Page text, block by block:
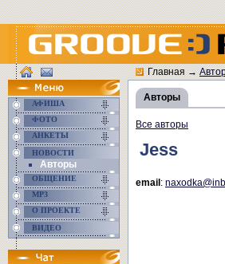
АФИША
ФОТО
АНКЕТЫ
НОВОСТИ
Авторы
ОБЩЕНИЕ
MP3
О ПРОЕКТЕ
ВИДЕО
Главная→
Авторы
Все авторы
Jess
email :